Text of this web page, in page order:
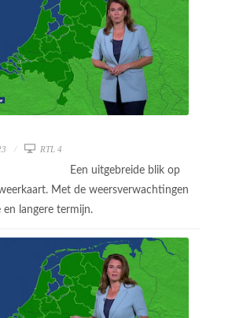
RTL 4
Een uitgebreide blik op
Met de weersverwachtingen
langere termijn.